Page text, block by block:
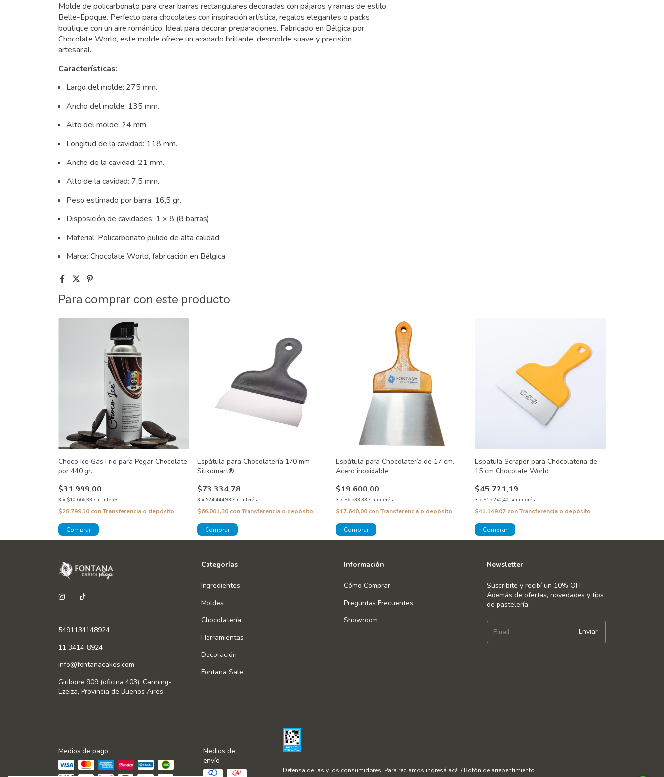
Molde de policarbonato para crear barras rectangulares decoradas con pájaros y ramas de estilo
Belle-Époque. Perfecto para chocolates con inspiración artística, regalos elegantes o packs
boutique con un aire romántico. Ideal para decorar preparaciones. Fabricado en Bélgica por
Chocolate World, este molde ofrece un acabado brillante, desmolde suave y precisión
artesanal.
Características:
Largo del molde: 275 mm.
Ancho del molde: 135 mm.
Alto del molde: 24 mm.
Longitud de la cavidad: 118 mm.
Ancho de la cavidad: 21 mm.
Alto de la cavidad: 7,5 mm.
Peso estimado por barra: 16,5 gr.
Disposición de cavidades: 1 × 8 (8 barras)
Material: Policarbonato pulido de alta calidad
Marca: Chocolate World, fabricación en Bélgica
Para comprar con este producto
Choco Ice Gas Frio para Pegar Chocolate
por 440 gr.
$31.999,00
3 x $10.666,33 sin interés
$28.799,10 conTransferencia o depósito
Espátula para Chocolatería 170 mm
Silikomart®
$73.334,78
3 x $24.444,93 sin interés
$66.001,30 conTransferencia o depósito
Espátula para Chocolatería de 17 cm.
Acero inoxidable
$19.600,00
3 x $6.533,33 sin interés
$17.640,00 conTransferencia o depósito
Espatula Scraper para Chocolateria de
15 cm Chocolate World
$45.721,19
3 x $15.240,40 sin interés
$41.149,07 conTransferencia o depósito
5491134148924
11 3414-8924
info@fontanacakes.com
Giribone 909 (oficina 403), Canning-
Ezeiza, Provincia de Buenos Aires
Categorías
Ingredientes
Moldes
Chocolatería
Herramientas
Decoración
Fontana Sale
Información
Cómo Comprar
Preguntas Frecuentes
Showroom
Newsletter
Suscribite y recibí un 10% OFF.
Además de ofertas, novedades y tips
de pastelería.
Medios de pago
Medios de
envío
Defensa de las y los consumidores. Para reclamos ingresá acá. / Botón de arrepentimiento